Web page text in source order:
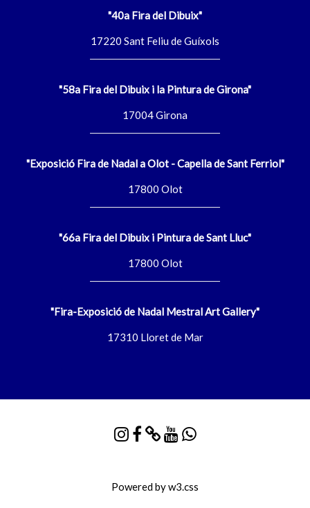
"40a Fira del Dibuix"
17220 Sant Feliu de Guíxols
"58a Fira del Dibuix i la Pintura de Girona"
17004 Girona
"Exposició Fira de Nadal a Olot - Capella de Sant Ferriol"
17800 Olot
"66a Fira del Dibuix i Pintura de Sant Lluc"
17800 Olot
"Fira-Exposició de Nadal Mestral Art Gallery"
17310 Lloret de Mar
Powered byw3.css